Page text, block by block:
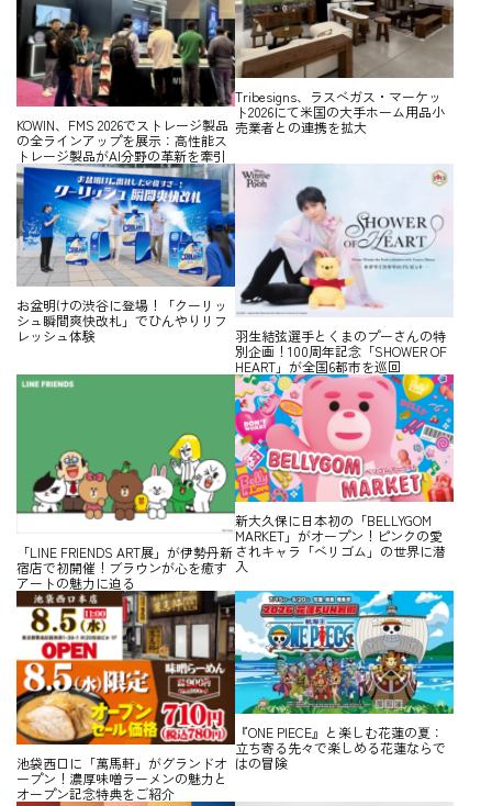
KOWIN、FMS 2026でストレージ製品
の全ラインアップを展示：高性能ス
トレージ製品がAI分野の革新を牽引
Tribesigns、ラスベガス・マーケッ
ト2026にて米国の大手ホーム用品小
売業者との連携を拡大
お盆明けの渋谷に登場！「クーリッ
シュ瞬間爽快改札」でひんやりリフ
レッシュ体験
羽生結弦選手とくまのプーさんの特
別企画！100周年記念「SHOWER OF
HEART」が全国6都市を巡回
「LINE FRIENDS ART展」が伊勢丹新
宿店で初開催！ブラウンが心を癒す
アートの魅力に迫る
新大久保に日本初の「BELLYGOM
MARKET」がオープン！ピンクの愛
されキャラ「ベリゴム」の世界に潜
入
池袋西口に「萬馬軒」がグランドオ
ープン！濃厚味噌ラーメンの魅力と
オープン記念特典をご紹介
『ONE PIECE』と楽しむ花蓮の夏：
立ち寄る先々で楽しめる花蓮ならで
はの冒険